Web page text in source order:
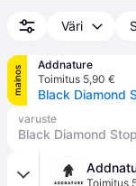
Väri
mainos
Addnature
Toimitus 5,90 €
Black Diamond
varuste
Toimitus